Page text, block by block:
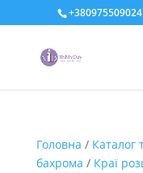
+380975509024
Головна / Каталог
бахрома / Краї